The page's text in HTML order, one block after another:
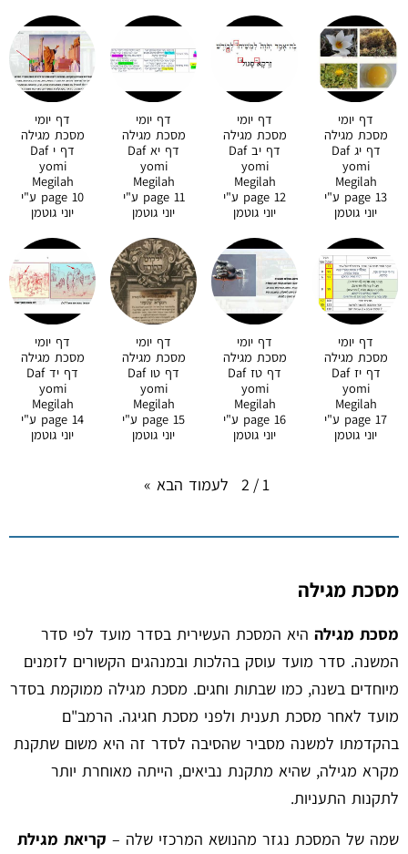
דף יומי
מסכת מגילה
דף י Daf
yomi
Megilah
page 10 ע"י
יוני גוטמן
דף יומי
מסכת מגילה
דף יא Daf
yomi
Megilah
page 11 ע"י
יוני גוטמן
דף יומי
מסכת מגילה
דף יב Daf
yomi
Megilah
page 12 ע"י
יוני גוטמן
דף יומי
מסכת מגילה
דף יג Daf
yomi
Megilah
page 13 ע"י
יוני גוטמן
דף יומי
מסכת מגילה
דף יד Daf
yomi
Megilah
page 14 ע"י
יוני גוטמן
דף יומי
מסכת מגילה
דף טו Daf
yomi
Megilah
page 15 ע"י
יוני גוטמן
דף יומי
מסכת מגילה
דף טז Daf
yomi
Megilah
page 16 ע"י
יוני גוטמן
דף יומי
מסכת מגילה
דף יז Daf
yomi
Megilah
page 17 ע"י
יוני גוטמן
1
/
2 לעמוד הבא »
מסכת מגילה
מסכת מגילה היא המסכת העשירית בסדר מועד לפי סדר
המשנה. סדר מועד עוסק בהלכות ובמנהגים הקשורים לזמנים
מיוחדים בשנה, כמו שבתות וחגים. מסכת מגילה ממוקמת בסדר
מועד לאחר מסכת תענית ולפני מסכת חגיגה. הרמב"ם
בהקדמתו למשנה מסביר שהסיבה לסדר זה היא משום שתקנת
מקרא מגילה, שהיא מתקנת נביאים, הייתה מאוחרת יותר
לתקנות התעניות.
שמה של המסכת נגזר מהנושא המרכזי שלה – קריאת מגילת